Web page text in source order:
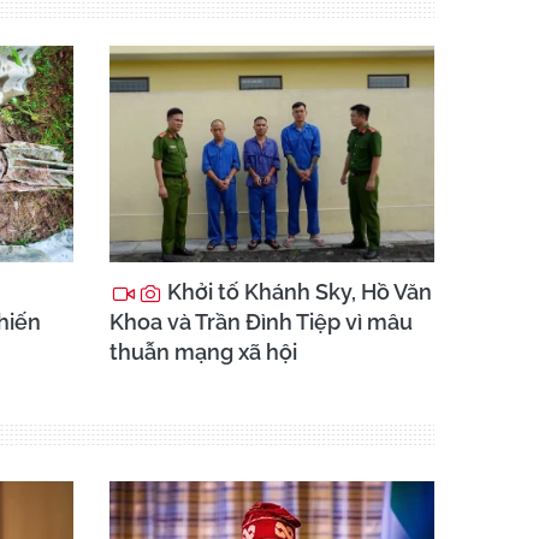
Khởi tố Khánh Sky, Hồ Văn
Khoa và Trần Đình Tiệp vì mâu
thuẫn mạng xã hội